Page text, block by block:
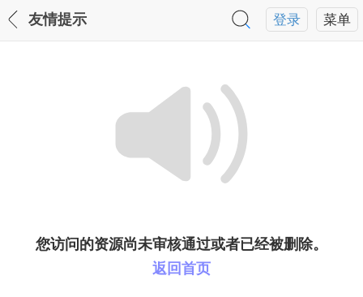
菜单
登录
友情提示
您访问的资源尚未审核通过或者已经被删除。
返回首页